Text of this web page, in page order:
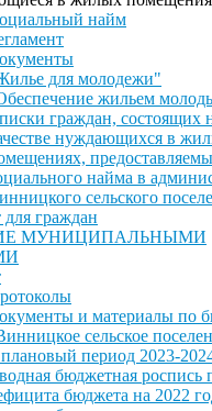
найм
для молодежи"
жильем
граждан, состоящих
нуждающихся в
найма в
сельского
граждан
МУНИЦИПАЛЬНЫМИ
и материалы по
сельское
период 2023-
бюджетная
бюджета на 2022